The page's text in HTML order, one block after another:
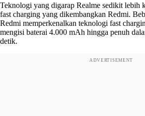
Teknologi yang digarap Realme sedikit lebih
fast charging yang dikembangkan Redmi.
Redmi memperkenalkan teknologi fast
mengisi baterai 4.000 mAh hingga penuh
detik.
ADVERTISEMENT